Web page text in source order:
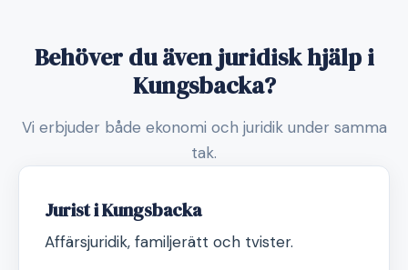
Behöver du även juridisk hjälp i
Kungsbacka?
Vi erbjuder både ekonomi och juridik under samma
tak.
Jurist i Kungsbacka
Affärsjuridik, familjerätt och tvister.